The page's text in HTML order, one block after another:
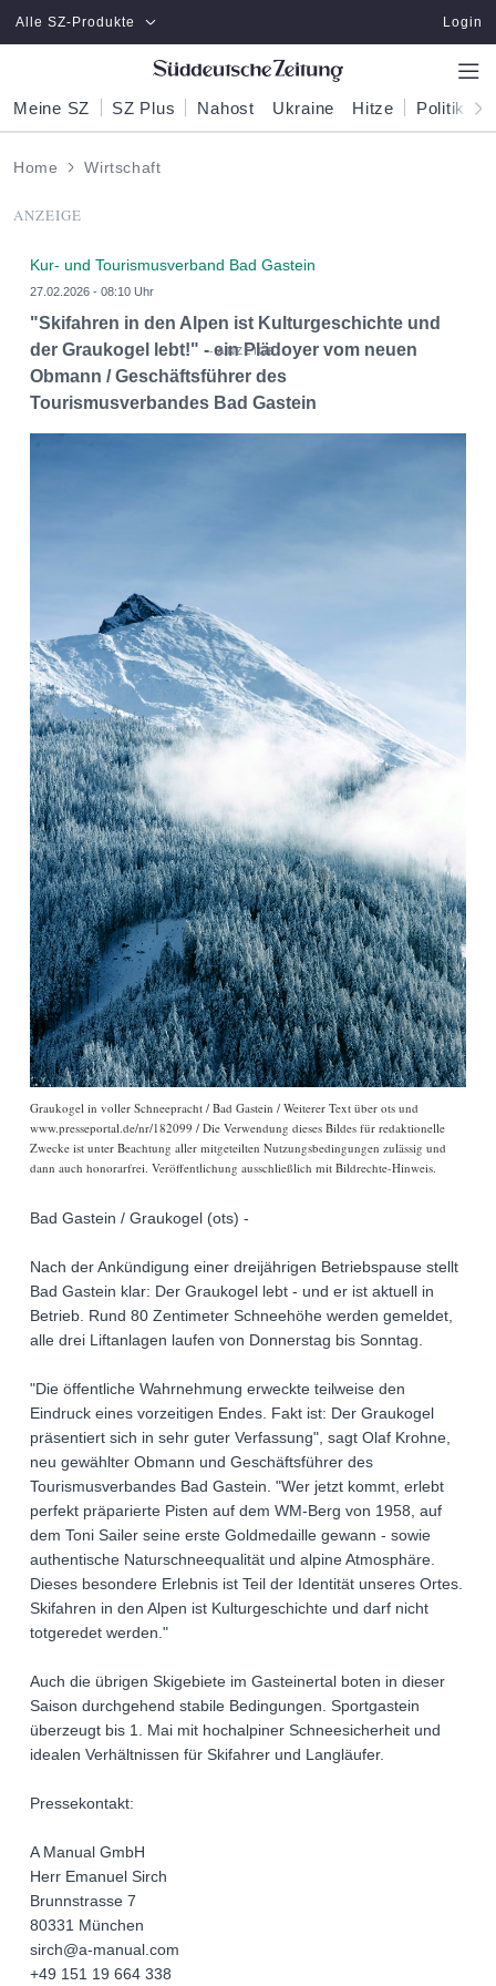
Zum Hauptinhalt springen
Alle SZ-Produkte Login
Meine SZ SZ Plus Nahost Ukraine Hitze Politik
Home Wirtschaft
ANZEIGE
Kur- und Tourismusverband Bad Gastein
27.02.2026 - 08:10 Uhr
"Skifahren in den Alpen ist Kulturgeschichte und
der Graukogel lebt!" - ein Plädoyer vom neuen
Obmann / Geschäftsführer des
Tourismusverbandes Bad Gastein
Graukogel in voller Schneepracht / Bad Gastein / Weiterer Text über ots und
www.presseportal.de/nr/182099 / Die Verwendung dieses Bildes für redaktionelle
Zwecke ist unter Beachtung aller mitgeteilten Nutzungsbedingungen zulässig und
dann auch honorarfrei. Veröffentlichung ausschließlich mit Bildrechte-Hinweis.
Bad Gastein / Graukogel (ots) -
Nach der Ankündigung einer dreijährigen Betriebspause stellt
Bad Gastein klar: Der Graukogel lebt - und er ist aktuell in
Betrieb. Rund 80 Zentimeter Schneehöhe werden gemeldet,
alle drei Liftanlagen laufen von Donnerstag bis Sonntag.
"Die öffentliche Wahrnehmung erweckte teilweise den
Eindruck eines vorzeitigen Endes. Fakt ist: Der Graukogel
präsentiert sich in sehr guter Verfassung", sagt Olaf Krohne,
neu gewählter Obmann und Geschäftsführer des
Tourismusverbandes Bad Gastein. "Wer jetzt kommt, erlebt
perfekt präparierte Pisten auf dem WM-Berg von 1958, auf
dem Toni Sailer seine erste Goldmedaille gewann - sowie
authentische Naturschneequalität und alpine Atmosphäre.
Dieses besondere Erlebnis ist Teil der Identität unseres Ortes.
Skifahren in den Alpen ist Kulturgeschichte und darf nicht
totgeredet werden."
Auch die übrigen Skigebiete im Gasteinertal boten in dieser
Saison durchgehend stabile Bedingungen. Sportgastein
überzeugt bis 1. Mai mit hochalpiner Schneesicherheit und
idealen Verhältnissen für Skifahrer und Langläufer.
Pressekontakt:
A Manual GmbH
Herr Emanuel Sirch
Brunnstrasse 7
80331 München
sirch@a-manual.com
+49 151 19 664 338